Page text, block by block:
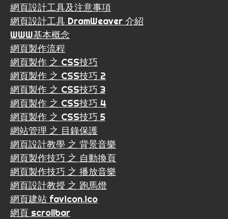
網頁設計工具及注意事項
網頁設計工具 DramWeaver 介紹
WWW基本概念
網頁製作流程
網頁製作 之 CSS技巧
網頁製作 之 CSS技巧 2
網頁製作 之 CSS技巧 3
網頁製作 之 CSS技巧 4
網頁製作 之 CSS技巧 5
網站管理 之 目錄保護
網頁設計教學 之 背景音樂
網頁製作技巧 之 自動換頁
網頁製作技巧 之 播放音樂
網頁設計教授 之 跑馬燈
網頁建站 favicon.ico
網頁 scrollbar